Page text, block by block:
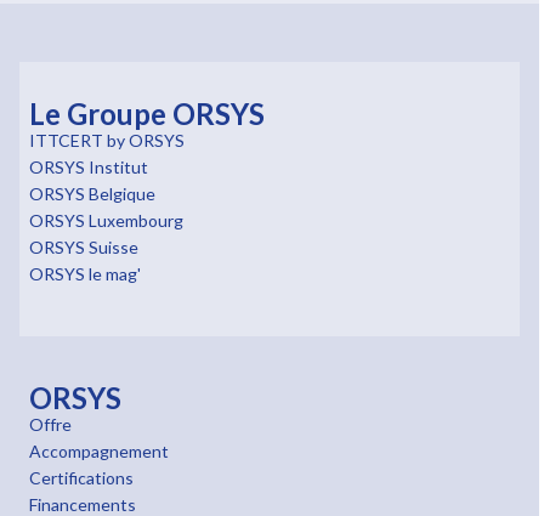
Le Groupe ORSYS
ITTCERT by ORSYS
ORSYS Institut
ORSYS Belgique
ORSYS Luxembourg
ORSYS Suisse
ORSYS le mag'
ORSYS
Offre
Accompagnement
Certifications
Financements